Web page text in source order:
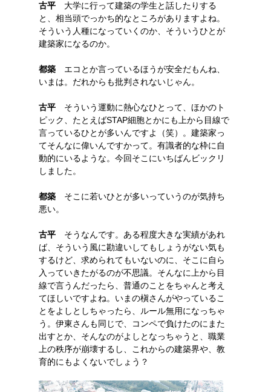
古平 大学に行って建築の学生と話したりする
と、相当頭でっかち的なところがありますよね。
そういう人種になっていくのか、そういうひとが
建築家になるのか。
都築 エコとか言っているほうが安全だもんね、
いまは。だれからも批判されないじゃん。
古平 そういう運動に熱心なひとって、ほかのト
ピック、たとえばSTAP細胞とかにも上から目線で
言っているひとが多いんですよ（笑）。建築家っ
てそんなに偉いんですかって。有識者的な枠に自
動的にいるような。今回そこにいちばんビックリ
しました。
都築 そこに若いひとが多いっていうのが気持ち
悪い。
古平 そうなんです。ある程度大きな実績があれ
ば、そういう風に勘違いしてもしょうがない気も
するけど、求められてもいないのに、そこに自ら
入っていきたがるのが不思議。そんなに上から目
線で言うんだったら、普通のことをちゃんと考え
てほしいですよね。いまの槇さんがやっているこ
とをよしとしちゃったら、ルール無用になっちゃ
う。伊東さんも同じで、コンペで負けたのにまた
出すとか、そんなのがよしとなっちゃうと、職業
上の秩序が崩壊するし、これからの建築界や、教
育的にもよくないでしょう？